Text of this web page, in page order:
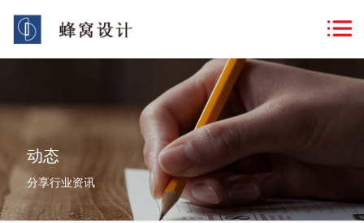
动态
分享行业资讯